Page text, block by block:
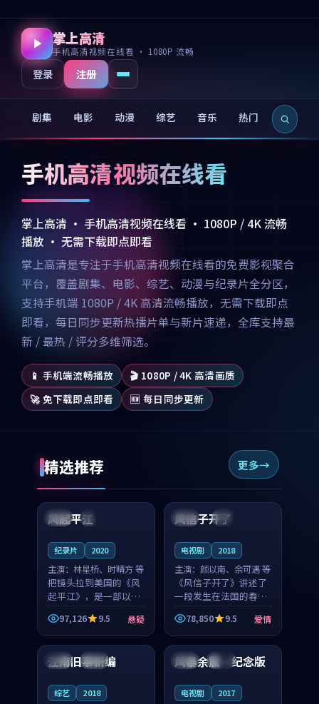
掌上高清
手机高清视频在线看 · 1080P 流畅
登录 注册
剧集 电影 动漫 综艺 音乐 热门 新片
手机高清视频在线看
掌上高清 · 手机高清视频在线看 · 1080P / 4K 流畅
播放 · 无需下载即点即看
掌上高清是专注于手机高清视频在线看的免费影视聚合
平台，覆盖剧集、电影、综艺、动漫与纪录片全分区，
支持手机端 1080P / 4K 高清流畅播放，无需下载即点
即看，每日同步更新热播片单与新片速递，全库支持最
新 / 最热 / 评分多维筛选。
📱 手机端流畅播放
🎬 1080P / 4K 高清画质
🚀 免下载即点即看
🆕 每日同步更新
精选推荐 更多
美国 完结
99:07
风起平江
纪录片 2020
主演： 林星桥、时晴方 等
把镜头拉到美国的《风
起平江》，是一部以时
光记忆为底色的悬疑作
品。林星桥和时晴方贡
献了2020年颇受关注的
合作演出，影片在情感
层次与现实质感之间
97,126 9.5 悬疑
法国 4K
99:21
风信子开了
电视剧 2018
主演： 颜以南、余可遇 等
《风信子开了》讲述了
一段发生在法国的春日
漫步故事。颜以南饰演
的主角与余可遇的角色
因一场意外卷入更深的
纠葛，爱情元素贯穿始
终，节奏稳健而富有张
78,850 9.5 爱情
日本 院线
江南旧事新编
综艺 2018
中国 热播
风暴余震·纪念版
电视剧 2017